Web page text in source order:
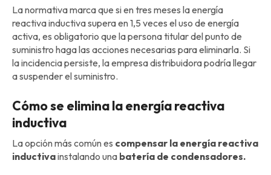
La normativa marca que si en tres meses la energía
reactiva inductiva supera en 1,5 veces el uso de energía
activa, es obligatorio que la persona titular del punto de
suministro haga las acciones necesarias para eliminarla. Si
la incidencia persiste, la empresa distribuidora podría llegar
a suspender el suministro.
Cómo se elimina la energía reactiva
inductiva
La opción más común es compensar la energía reactiva
inductivainstalando una batería de condensadores.